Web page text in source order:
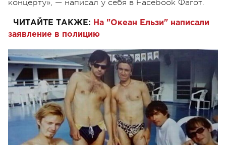
концерту», — написал у себя в Facebook Фагот.
ЧИТАЙТЕ ТАКЖЕ: На "Океан Ельзи" написали
заявление в полицию